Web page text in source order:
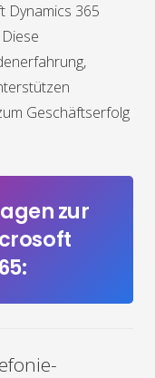
Dynamics 365
Geschäftserfolg
zur